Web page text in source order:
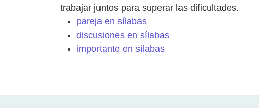
trabajar juntos para superar las dificultades.
pareja en sílabas
discusiones en sílabas
importante en sílabas